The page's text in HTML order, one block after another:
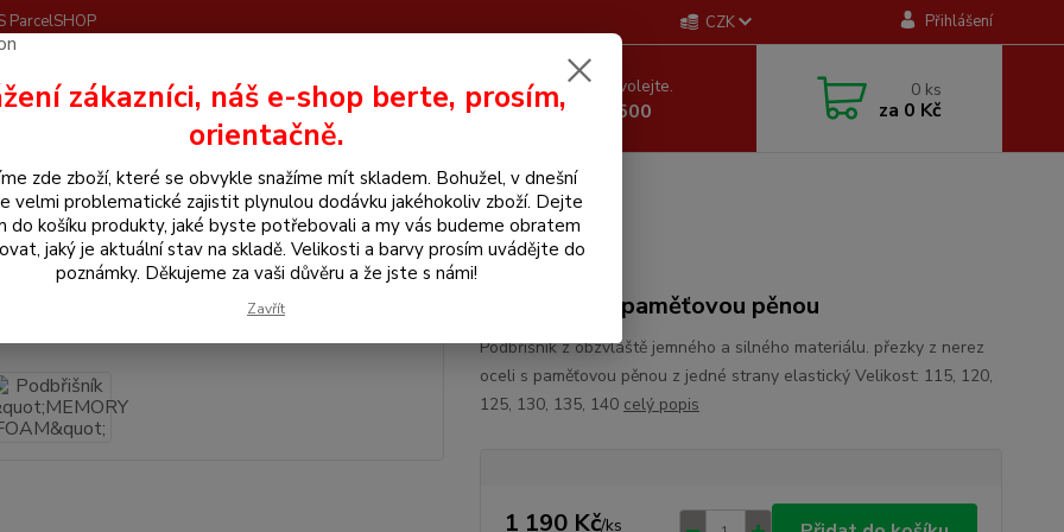
ParcelSHOP CZK Přihlášení
Hledat Nevíte si rady? Zavolejte.
+420 605 255 500
0 ks
za 0 Kč
pro koně Podbříšníky Podbřišník "MEMORY FOAM"
"MEMORY FOAM"
Podbřišník s paměťovou pěnou
Podbřišník z obzvláště jemného a silného materiálu. přezky z nerez
oceli s paměťovou pěnou z jedné strany elastický Velikost: 115, 120,
125, 130, 135, 140 celý popis
1 190 Kč/ks
zákazníci, náš e-shop berte, prosím,
orientačně.
zde zboží, které se obvykle snažíme mít skladem. Bohužel, v dnešní
velmi problematické zajistit plynulou dodávku jakéhokoliv zboží. Dejte
do košíku produkty, jaké byste potřebovali a my vás budeme obratem
jaký je aktuální stav na skladě. Velikosti a barvy prosím uvádějte do
poznámky. Děkujeme za vaši důvěru a že jste s námi!
Zavřít